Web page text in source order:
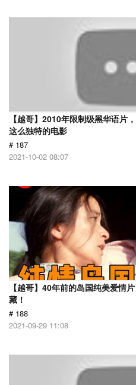
【越哥】2010年限制级黑华语片
这么独特的电影
# 187
2021-10-02 08:07
【越哥】40年前的岛国纯美爱情
藏！
# 188
2021-09-29 11:08